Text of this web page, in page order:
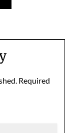
Required